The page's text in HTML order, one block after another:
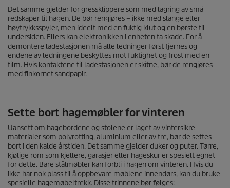
Det samme gjelder for gressklippere som med lagring av små
redskaper til hagen. De bør rengjøres – ikke med slange eller
høytrykksspyler, men ideelt med en fuktig klut og en børste til
undersiden. Ellers kan elektronikken i enheten ta skade. For å
demontere ladestasjonen må alle ledninger først fjernes og
endene av ledningene beskyttes mot fuktighet og frost med en
film. Hvis kontaktene til ladestasjonen er skitne, bør de rengjøres
med finkornet sandpapir.
Sette bort hagemøbler for vinteren
Uansett om hagebordene og stolene er laget av vintersikre
materialer som polyrotting, aluminium eller av tre, bør de settes
bort i den kalde årstiden. Det samme gjelder duker og puter. Tørre,
kjølige rom som kjellere, garasjer eller hageskur er spesielt egnet
for dette. Bare stålmøbler kan forbli i hagen om vinteren. Hvis du
ikke har nok plass til å oppbevare møblene innendørs, kan du bruke
spesielle hagemøbeltrekk. Disse trinnene bør følges: